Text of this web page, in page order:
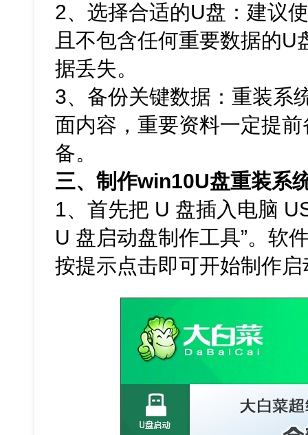
2、选择合适的U盘：建议
且不包含任何重要数据的
据丢失。
3、备份关键数据：重装系
面内容，重要资料一定提
备。
三、制作win10U盘重装系
1、首先把 U 盘插入电脑
U 盘启动盘制作工具”。软
按提示点击即可开始制作启